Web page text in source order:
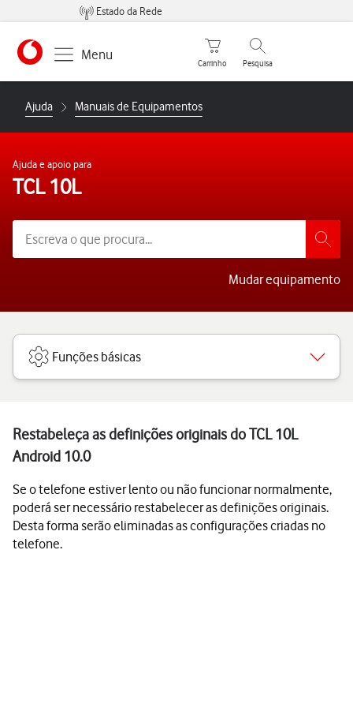
Estado da Rede
https://www.vodafone.pt
Menu
Carrinho de compras
Carrinho
Pesquisar
Pesquisa
Ajuda Manuais de Equipamentos
Ajuda e apoio para
TCL 10L
Mudar equipamento
Funções básicas
Restabeleça as definições originais do TCL 10L
Android 10.0
Se o telefone estiver lento ou não funcionar normalmente,
poderá ser necessário restabelecer as definições originais.
Desta forma serão eliminadas as configurações criadas no
telefone.